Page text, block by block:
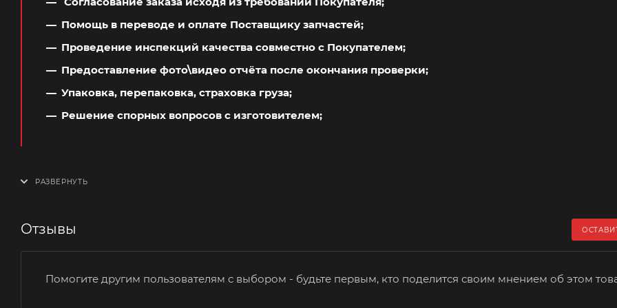
Помощь в переводе и оплате Поставщику запчастей;
Проведение инспекций качества совместно с Покупателем;
Предоставление фото\видео отчёта после окончания проверки;
Упаковка, перепаковка, страховка груза;
Решение спорных вопросов с изготовителем;
Отзывы
Помогите другим пользователям с выбором - будьте первым, кто поделится своим мнением об этом